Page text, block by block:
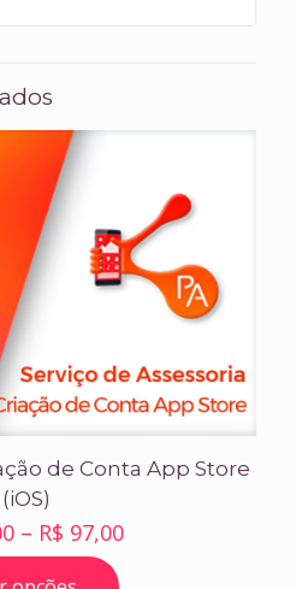
de Conta App Store
(iOS)
– R$ 97,00Price